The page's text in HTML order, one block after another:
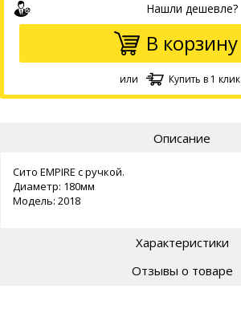
Нашли дешевле?
В корзину
или Купить в 1 клик
Описание
Сито EMPIRE с ручкой.
Диаметр: 180мм
Модель: 2018
Характеристики
Отзывы о товаре